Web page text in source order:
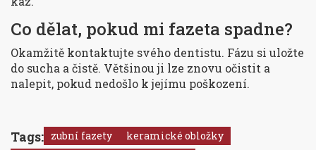
Co dělat, pokud mi fazeta spadne?
Okamžitě kontaktujte svého dentistu. Fázu si uložte
do sucha a čistě. Většinou ji lze znovu očistit a
nalepit, pokud nedošlo k jejímu poškození.
Tags: zubní fazety
keramické obložky